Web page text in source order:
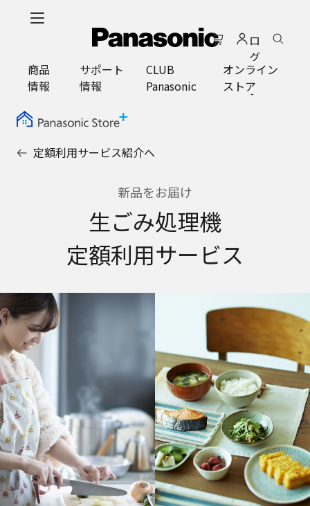
ロ
グ
イ
ン
商品
情報
サポート
情報
CLUB
Panasonic
オンライン
ストア
定額利用サービス紹介へ
新品をお届け
生ごみ処理機
定額利用サービス